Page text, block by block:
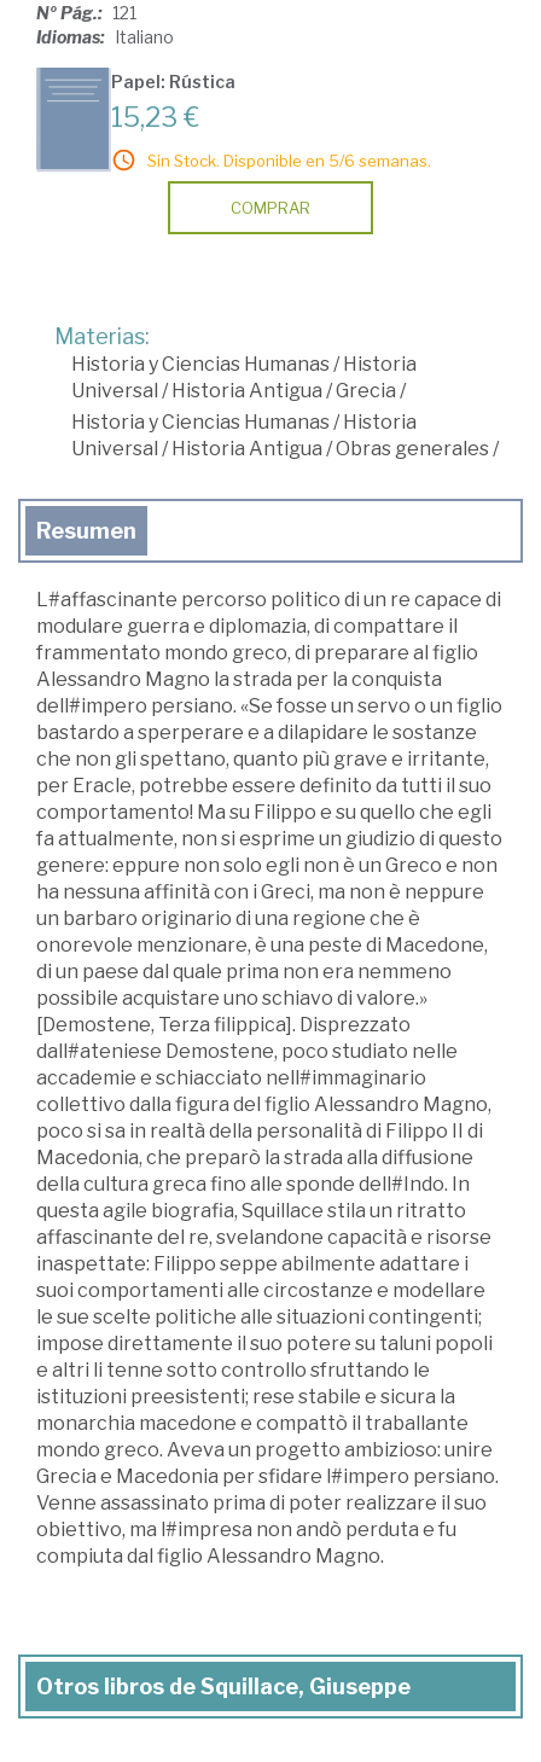
Nº Pág.: 121
Idiomas: Italiano
Papel: Rústica
15,23 €
Sin Stock. Disponible en 5/6 semanas.
COMPRAR
Materias:
Historia y Ciencias Humanas/Historia
Universal /Historia Antigua /Grecia /
Historia y Ciencias Humanas/Historia
Universal /Historia Antigua /Obras generales/
Resumen
L#affascinante percorso politico di un re capace di
modulare guerra e diplomazia, di compattare il
frammentato mondo greco, di preparare al figlio
Alessandro Magno la strada per la conquista
dell#impero persiano. «Se fosse un servo o un figlio
bastardo a sperperare e a dilapidare le sostanze
che non gli spettano, quanto più grave e irritante,
per Eracle, potrebbe essere definito da tutti il suo
comportamento! Ma su Filippo e su quello che egli
fa attualmente, non si esprime un giudizio di questo
genere: eppure non solo egli non è un Greco e non
ha nessuna affinità con i Greci, ma non è neppure
un barbaro originario di una regione che è
onorevole menzionare, è una peste di Macedone,
di un paese dal quale prima non era nemmeno
possibile acquistare uno schiavo di valore.»
[Demostene, Terza filippica]. Disprezzato
dall#ateniese Demostene, poco studiato nelle
accademie e schiacciato nell#immaginario
collettivo dalla figura del figlio Alessandro Magno,
poco si sa in realtà della personalità di Filippo II di
Macedonia, che preparò la strada alla diffusione
della cultura greca fino alle sponde dell#Indo. In
questa agile biografia, Squillace stila un ritratto
affascinante del re, svelandone capacità e risorse
inaspettate: Filippo seppe abilmente adattare i
suoi comportamenti alle circostanze e modellare
le sue scelte politiche alle situazioni contingenti;
impose direttamente il suo potere su taluni popoli
e altri li tenne sotto controllo sfruttando le
istituzioni preesistenti; rese stabile e sicura la
monarchia macedone e compattò il traballante
mondo greco. Aveva un progetto ambizioso: unire
Grecia e Macedonia per sfidare l#impero persiano.
Venne assassinato prima di poter realizzare il suo
obiettivo, ma l#impresa non andò perduta e fu
compiuta dal figlio Alessandro Magno.
Otros libros de Squillace, Giuseppe